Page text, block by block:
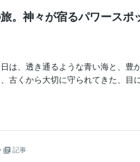
。神々が宿るパワースポ
は、透き通るような青い海と、
古くから大切に守られてきた、目
記事